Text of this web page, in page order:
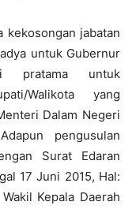
kekosongan jabatan
untuk Gubernur
pratama untuk
Walikota yang
Dalam Negeri
pengusulan
Surat Edaran
17 Juni 2015, Hal:
Kepala Daerah